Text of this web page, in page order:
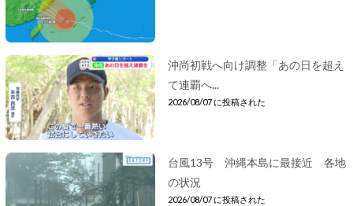
沖尚初戦へ向け調整「あの日を超え
て連覇へ...
2026/08/07 に投稿された
台風13号 沖縄本島に最接近 各地
の状況
2026/08/07 に投稿された